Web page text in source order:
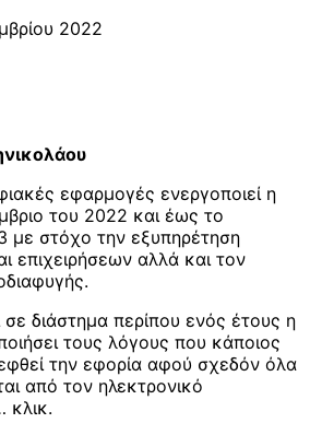
2022
εφαρμογές ενεργοποιεί η
του 2022 και έως το
με στόχο την εξυπηρέτηση
επιχειρήσεων αλλά και τον
σε διάστημα περίπου ενός έτους η
τους λόγους που κάποιος
την εφορία αφού σχεδόν όλα
από τον ηλεκτρονικό
κλικ.